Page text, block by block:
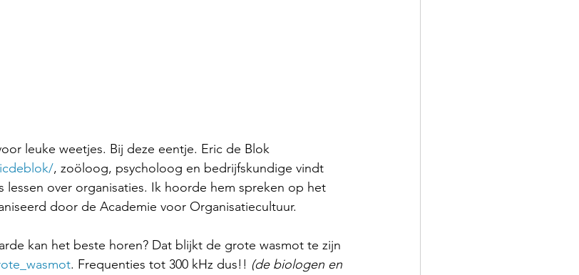
leuke weetjes. Bij deze eentje. Eric de Blok
, zoöloog, psycholoog en bedrijfskundige vindt
lessen over organisaties. Ik hoorde hem spreken op het
door de Academie voor Organisatiecultuur.
kan het beste horen? Dat blijkt de grote wasmot te zijn
. Frequenties tot 300 kHz dus!! (de biologen en